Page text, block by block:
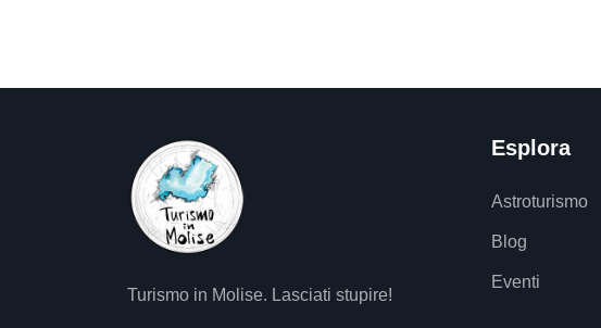
Turismo in Molise. Lasciati stupire!
Esplora
Astroturismo
Blog
Eventi